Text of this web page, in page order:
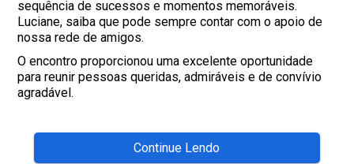
sequência de sucessos e momentos memoráveis.
Luciane, saiba que pode sempre contar com o apoio de
nossa rede de amigos.
O encontro proporcionou uma excelente oportunidade
para reunir pessoas queridas, admiráveis e de convívio
agradável.
Continue Lendo